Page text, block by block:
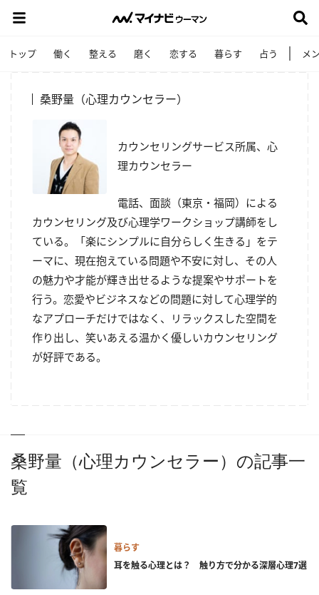
トップ 働く 整える 磨く 恋する 暮らす 占う メ
桑野量（心理カウンセラー）
カウンセリングサービス所属、心
理カウンセラー
電話、面談（東京・福岡）による
カウンセリング及び心理学ワークショップ講師をし
ている。「楽にシンプルに自分らしく生きる」をテ
ーマに、現在抱えている問題や不安に対し、その人
の魅力や才能が輝き出せるような提案やサポートを
行う。 恋愛やビジネスなどの問題に対して心理学的
なアプローチだけではなく、リラックスした空間を
作り出し、笑いあえる温かく優しいカ ウンセリング
が好評である。
桑野量（心理カウンセラー）の記事一
覧
暮らす
耳を触る心理とは？ 触り方で分かる深層心理7選